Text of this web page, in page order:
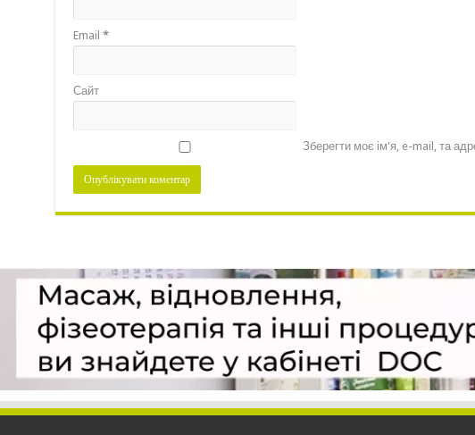
Email *
Сайт
Зберегти моє ім'я, e-mail, та